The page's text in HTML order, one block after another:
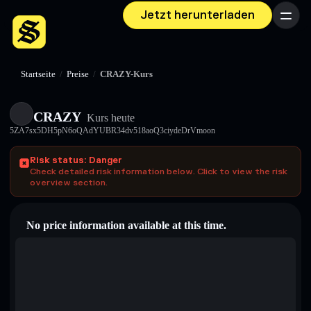
Jetzt herunterladen Menü
Startseite / Preise / CRAZY-Kurs
CRAZY Kurs heute
5ZA7sx5DH5pN6oQAdYUBR34dv518aoQ3ciydeDrVmoon
Risk status: Danger
Check detailed risk information below. Click to view the risk
overview section.
No price information available at this time.